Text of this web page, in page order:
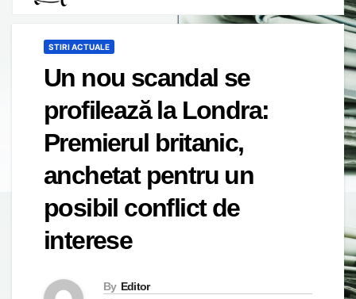
STIRI ACTUALE
Un nou scandal se
profilează la Londra:
Premierul britanic,
anchetat pentru un
posibil conflict de
interese
By Editor